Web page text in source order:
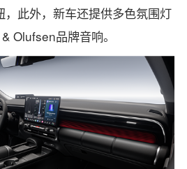
，此外，新车还提供多色氛围灯
Olufsen品牌音响。